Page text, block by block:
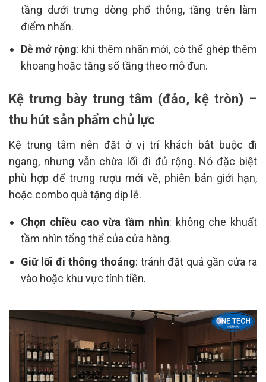
tầng dưới trưng dòng phổ thông, tầng trên làm
điểm nhấn.
Dễ mở rộng: khi thêm nhãn mới, có thể ghép thêm
khoang hoặc tăng số tầng theo mô đun.
Kệ trưng bày trung tâm (đảo, kệ tròn) –
thu hút sản phẩm chủ lực
Kệ trung tâm nên đặt ở vị trí khách bắt buộc đi
ngang, nhưng vẫn chừa lối đi đủ rộng. Nó đặc biệt
phù hợp để trưng rượu mới về, phiên bản giới hạn,
hoặc combo quà tặng dịp lễ.
Chọn chiều cao vừa tầm nhìn: không che khuất
tầm nhìn tổng thể của cửa hàng.
Giữ lối đi thông thoáng: tránh đặt quá gần cửa ra
vào hoặc khu vực tính tiền.